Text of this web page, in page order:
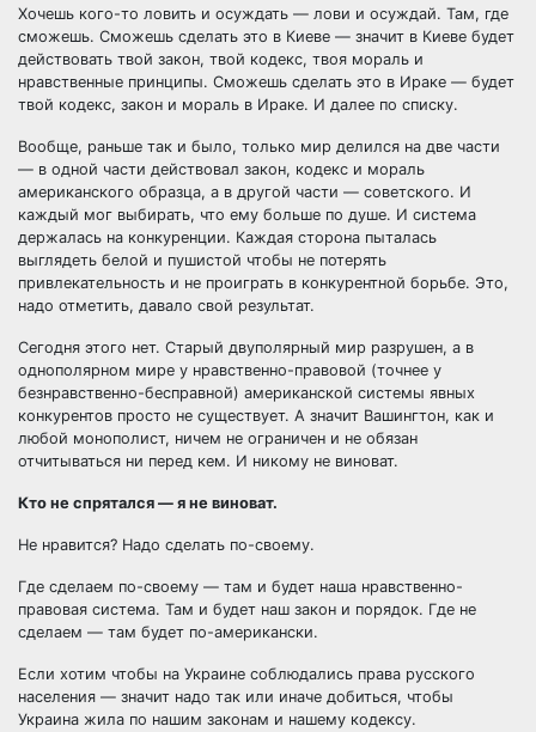
Хочешь кого-то ловить и осуждать — лови и осуждай. Там, где
сможешь. Сможешь сделать это в Киеве — значит в Киеве будет
действовать твой закон, твой кодекс, твоя мораль и
нравственные принципы. Сможешь сделать это в Ираке — будет
твой кодекс, закон и мораль в Ираке. И далее по списку.
Вообще, раньше так и было, только мир делился на две части
— в одной части действовал закон, кодекс и мораль
американского образца, а в другой части — советского. И
каждый мог выбирать, что ему больше по душе. И система
держалась на конкуренции. Каждая сторона пыталась
выглядеть белой и пушистой чтобы не потерять
привлекательность и не проиграть в конкурентной борьбе. Это,
надо отметить, давало свой результат.
Сегодня этого нет. Старый двуполярный мир разрушен, а в
однополярном мире у нравственно-правовой (точнее у
безнравственно-бесправной) американской системы явных
конкурентов просто не существует. А значит Вашингтон, как и
любой монополист, ничем не ограничен и не обязан
отчитываться ни перед кем. И никому не виноват.
Кто не спрятался — я не виноват.
Не нравится? Надо сделать по-своему.
Где сделаем по-своему — там и будет наша нравственно-
правовая система. Там и будет наш закон и порядок. Где не
сделаем — там будет по-американски.
Если хотим чтобы на Украине соблюдались права русского
населения — значит надо так или иначе добиться, чтобы
Украина жила по нашим законам и нашему кодексу.